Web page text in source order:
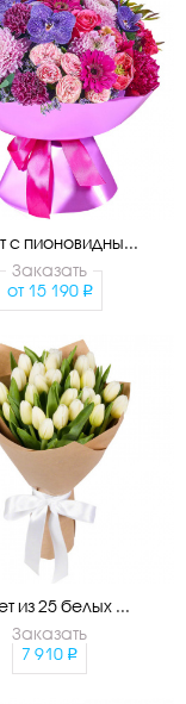
с пионовидны...
Заказать
от 15 190
из 25 белых ...
Заказать
7 910